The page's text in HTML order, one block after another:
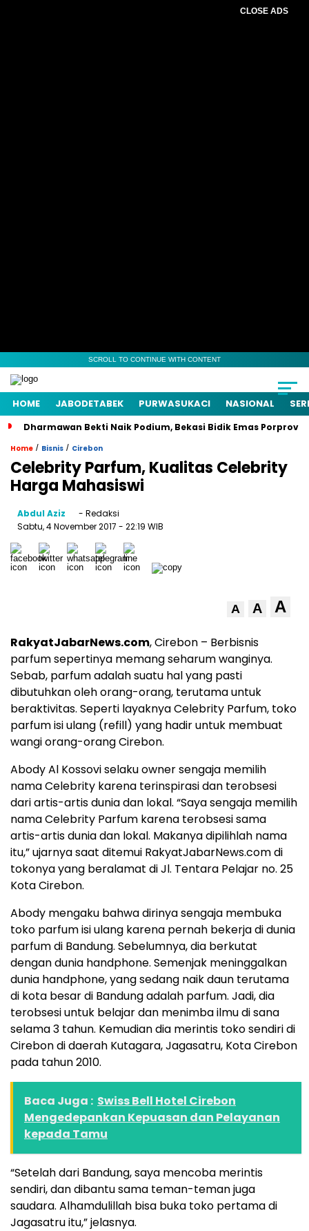
CLOSE ADS
SCROLL TO CONTINUE WITH CONTENT
HOME JABODETABEK PURWASUKACI NASIONAL
Dharmawan Bekti Naik Podium, Bekasi Bidik Emas Porprov
Home / Bisnis / Cirebon
Celebrity Parfum, Kualitas Celebrity
Harga Mahasiswi
Abdul Aziz
- Redaksi
Sabtu, 4 November 2017 - 22:19 WIB
A A A
RakyatJabarNews.com, Cirebon – Berbisnis
parfum sepertinya memang seharum wanginya.
Sebab, parfum adalah suatu hal yang pasti
dibutuhkan oleh orang-orang, terutama untuk
beraktivitas. Seperti layaknya Celebrity Parfum, toko
parfum isi ulang (refill) yang hadir untuk membuat
wangi orang-orang Cirebon.
Abody Al Kossovi selaku owner sengaja memilih
nama Celebrity karena terinspirasi dan terobsesi
dari artis-artis dunia dan lokal. “Saya sengaja memilih
nama Celebrity Parfum karena terobsesi sama
artis-artis dunia dan lokal. Makanya dipilihlah nama
itu,” ujarnya saat ditemui RakyatJabarNews.com di
tokonya yang beralamat di Jl. Tentara Pelajar no. 25
Kota Cirebon.
Abody mengaku bahwa dirinya sengaja membuka
toko parfum isi ulang karena pernah bekerja di dunia
parfum di Bandung. Sebelumnya, dia berkutat
dengan dunia handphone. Semenjak meninggalkan
dunia handphone, yang sedang naik daun terutama
di kota besar di Bandung adalah parfum. Jadi, dia
terobsesi untuk belajar dan menimba ilmu di sana
selama 3 tahun. Kemudian dia merintis toko sendiri di
Cirebon di daerah Kutagara, Jagasatru, Kota Cirebon
pada tahun 2010.
Baca Juga : Swiss Bell Hotel Cirebon
Mengedepankan Kepuasan dan Pelayanan
kepada Tamu
“Setelah dari Bandung, saya mencoba merintis
sendiri, dan dibantu sama teman-teman juga
saudara. Alhamdulillah bisa buka toko pertama di
Jagasatru itu,” jelasnya.